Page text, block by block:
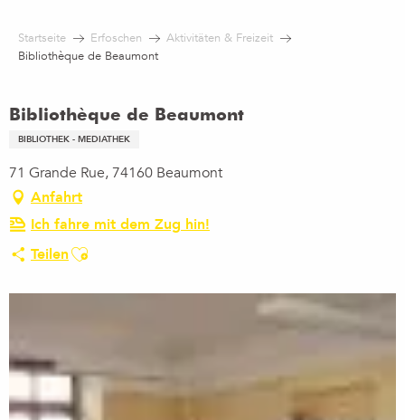
contenu
Startseite Erfoschen
Aktivitäten & Freizeit
Bibliothèque de Beaumont
Bibliothèque de Beaumont
BIBLIOTHEK - MEDIATHEK
71 Grande Rue, 74160 Beaumont
Anfahrt
Ich fahre mit dem Zug hin!
TeilenAjouter aux favoris